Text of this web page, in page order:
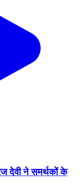
देवी ने समर्थकों के